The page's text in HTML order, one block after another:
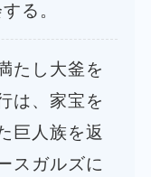
る。
たし大釜を
は、家宝を
巨人族を返
スガルズに